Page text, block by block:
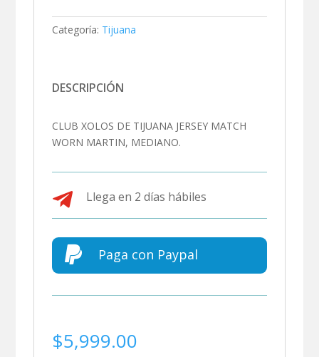
Categoría: Tijuana
DESCRIPCIÓN
CLUB XOLOS DE TIJUANA JERSEY MATCH
WORN MARTIN, MEDIANO.
 Llega en 2 días hábiles
 Paga con Paypal
$5,999.00